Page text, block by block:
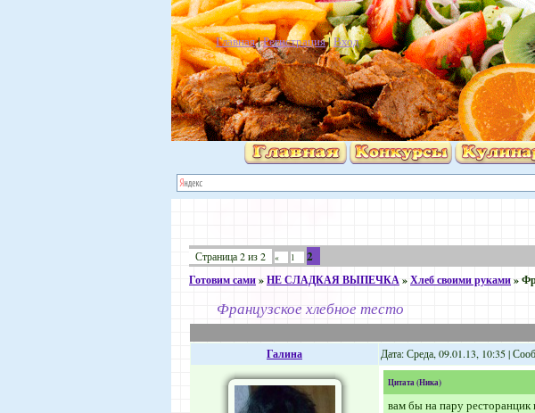
Главная|Регистрация|Вход
Страница2из2 « 1 2
Готовим сами»НЕ СЛАДКАЯ ВЫПЕЧКА»Хлеб своими руками»
Французское хлебное тесто
Галина Дата: Среда, 09.01.13, 10:35 |
Цитата(Ника)
вам бы на пару